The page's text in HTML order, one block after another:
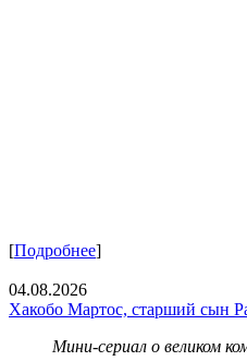
[Подробнее]
04.08.2026
Хакобо Мартос, старший сын
Мини-сериал о великом